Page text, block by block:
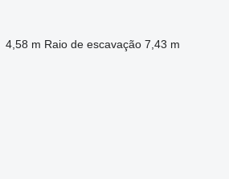
4,58 m Raio de escavação 7,43 m